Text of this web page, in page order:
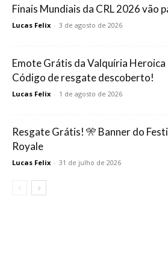
Finais Mundiais da CRL 2026 vão
Lucas Felix - 3 de agosto de 2026
Emote Grátis da Valquíria
Código de resgate descoberto!
Lucas Felix - 1 de agosto de 2026
Resgate Grátis! 🎌 Banner do
Royale
Lucas Felix - 31 de julho de 2026